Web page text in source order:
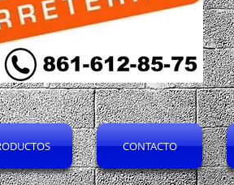
CONTACTO